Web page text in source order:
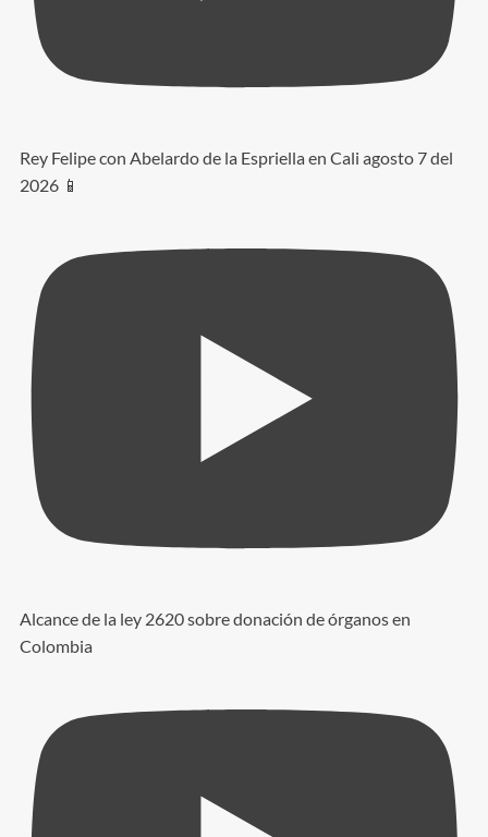
Rey Felipe con Abelardo de la Espriella en Cali agosto 7 del
2026 📱
Alcance de la ley 2620 sobre donación de órganos en
Colombia